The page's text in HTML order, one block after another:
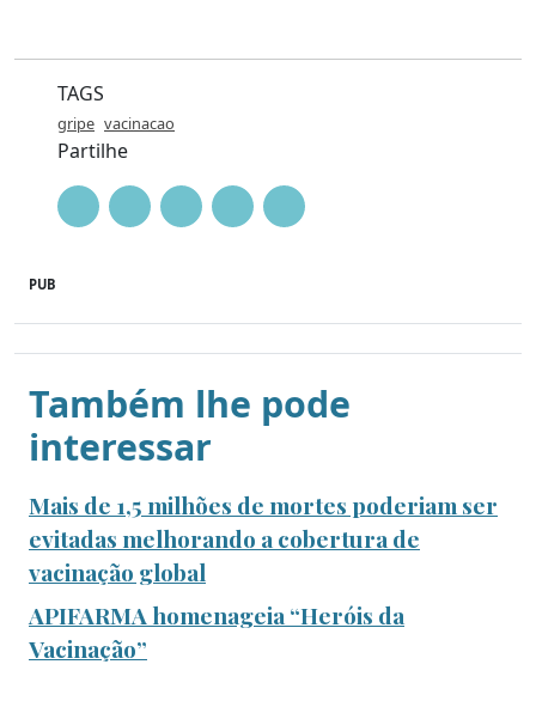
TAGS
gripe vacinacao
Partilhe
PUB
Também lhe pode
interessar
Mais de 1,5 milhões de mortes poderiam ser
evitadas melhorando a cobertura de
vacinação global
APIFARMA homenageia “Heróis da
Vacinação”